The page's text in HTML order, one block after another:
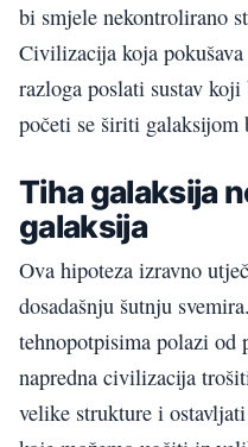
bi smjele nekontrolirano
Civilizacija koja
razloga poslati sustav
početi se širiti galaksijom
Tiha galaksija
galaksija
Ova hipoteza izravno
dosadašnju šutnju
tehnopotpisima polazi od
napredna civilizacija
velike strukture i